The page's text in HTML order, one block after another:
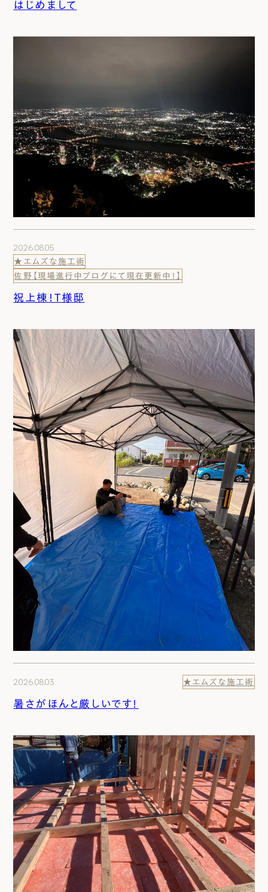
はじめまして
2026.08.05
★エムズな施工術
佐野【現場進行中ブログにて現在更新中！】
祝上棟！T様邸
2026.08.03 ★エムズな施工術
暑さがほんと厳しいです！